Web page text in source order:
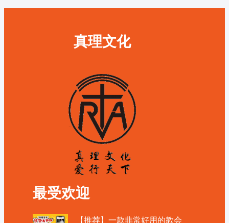
真理文化
最受欢迎
【推荐】一款非常好用的教会